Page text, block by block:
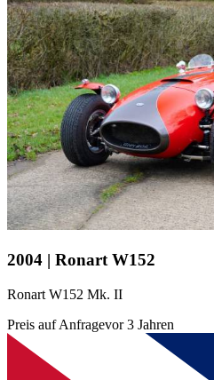
2004 | Ronart W152
Ronart W152 Mk. II
Preis auf Anfragevor 3 Jahren